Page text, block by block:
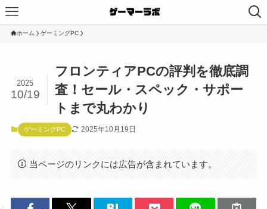
ホーム ゲーミングPC
フロンティアPCの評判を徹底調
査！セール・スペック・サポー
トまで丸わかり
2025
10/19
ゲーミングPC 2025年10月19日
当ページのリンクには広告が含まれています。